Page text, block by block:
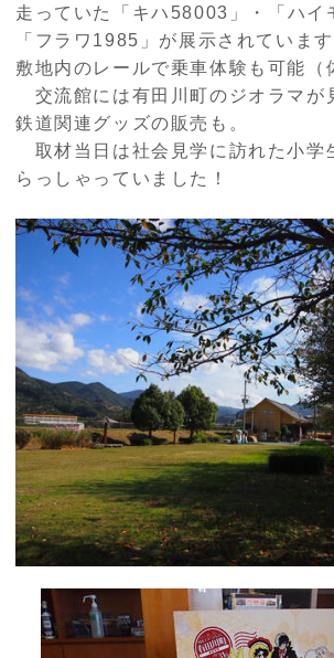
走っていた「キハ 58003 」・「ハイ
「フラワ 1985 」が展示されていま
敷地内のレールで乗車体験も可能（
交流館には有田川町のジオラマが
鉄道関連グッズの販売も。
取材当日は社会見学に訪れた小学
らっしゃっていました！